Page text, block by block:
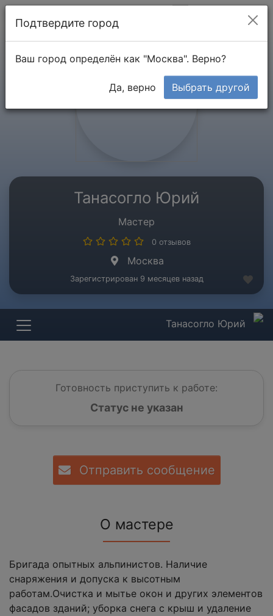
Танасогло Юрий
Мастер
0 отзывов
Москва
Зарегистрирован 9 месяцев назад
Танасогло Юрий
Готовность приступить к работе:
Статус не указан
Отправить сообщение
О мастере
Бригада опытных альпинистов. Наличие
снаряжения и допуска к высотным
работам.Очистка и мытье окон и других элементов
фасадов зданий; уборка снега с крыш и удаление
Подтвердите город
Ваш город определён как "Москва". Верно?
Да, верно Выбрать другой